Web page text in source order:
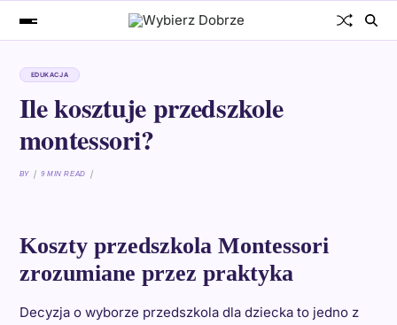
EDUKACJA
Ile kosztuje przedszkole
montessori?
BY 9 MIN READ
Koszty przedszkola Montessori
zrozumiane przez praktyka
Decyzja o wyborze przedszkola dla dziecka to jedno z